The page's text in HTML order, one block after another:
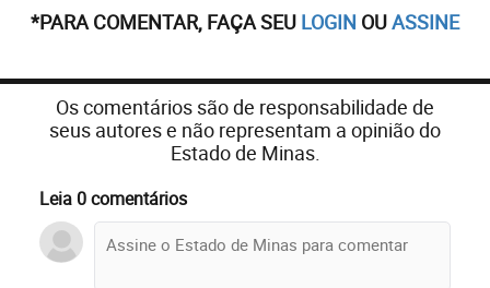
*PARA COMENTAR, FAÇA SEU LOGIN OUASSINE
Os comentários são de responsabilidade de
seus autores e não representam a opinião do
Estado de Minas.
Leia 0 comentários